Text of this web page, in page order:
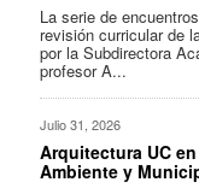
La serie de
revisión curricular de
por la Subdirectora
profesor A...
Julio 31, 2026
Arquitectura UC
Ambiente y